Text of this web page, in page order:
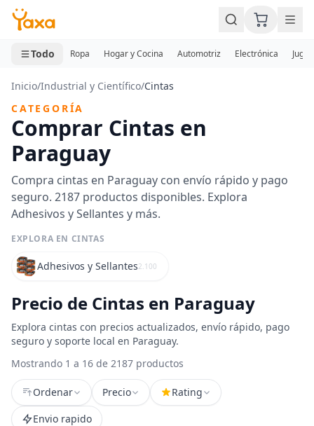
MINI CARRITO
0 productos
Todo Ropa Hogar y Cocina Automotriz Electrónica
Inicio/Industrial y Científico/Cintas
CATEGORÍA
Comprar Cintas en
Paraguay
Compra cintas en Paraguay con envío rápido y pago
seguro. 2187 productos disponibles. Explora
Adhesivos y Sellantes y más.
EXPLORA EN CINTAS
Adhesivos y Sellantes2.100
Precio de Cintas en Paraguay
Explora cintas con precios actualizados, envío rápido, pago
seguro y soporte local en Paraguay.
Mostrando 1 a 16 de 2187 productos
Ordenar Precio
Rating
Envio rapido